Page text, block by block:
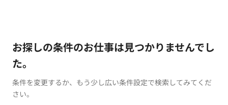
お探しの条件のお仕事は見つかりませんでし
た。
条件を変更するか、もう少し広い条件設定で検索してみてくだ
さい。